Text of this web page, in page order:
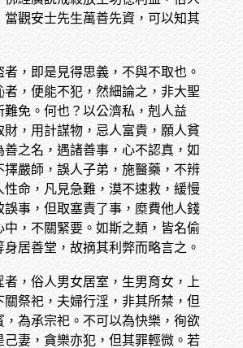
當觀安士先生萬善先資，可以知其
者，即是見得思義，不與不取也。
者，便能不犯，然細論之，非大聖
難免。何也？以公濟私，剋人益
財，用計謀物，忌人富貴，願人貧
善之名，遇諸善事，心不認真，如
擇嚴師，誤人子弟，施醫藥，不辨
性命，凡見急難，漠不速救，緩慢
誤事，但取塞責了事，糜費他人錢
中，不關緊要。如斯之類，皆名偷
身居善堂，故摘其利弊而略言之。
者，俗人男女居室，生男育女，上
關祭祀，夫婦行淫，非其所禁，但
，為承宗祀。不可以為快樂，徇欲
己妻，貪樂亦犯，但其罪輕微。若